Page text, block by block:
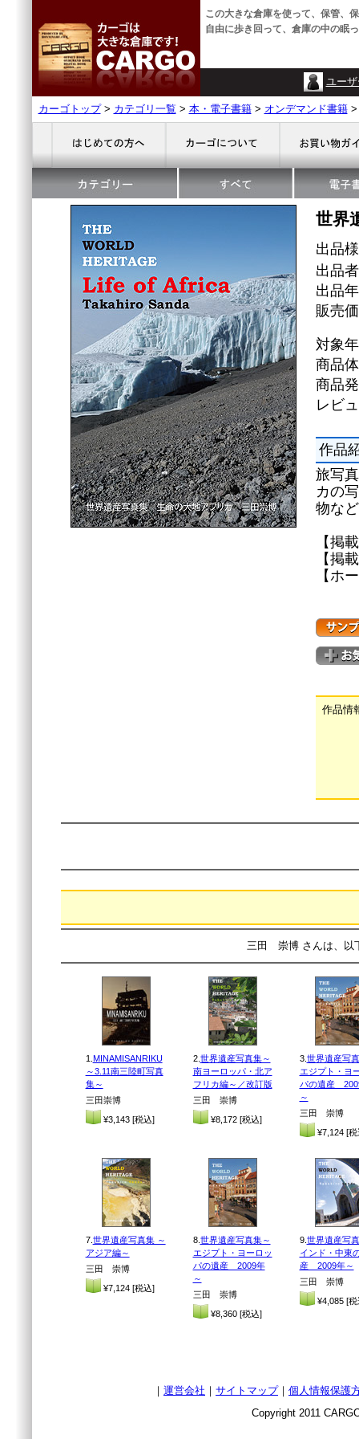
この大きな倉庫を使って、保管、
自由に歩き回って、倉庫の中の眠
ユー
カーゴトップ> カテゴリ一覧 > 本・電子書籍> オンデマンド書籍
世界
出品
出品
出品
販売
対象
商品
商品
レビ
作品
旅写
カの
物な
【掲
【掲
【ホ
作品情
三田 崇博 さんは、以
1. MINAMISANRIKU
～3.11南三陸町写真
集～
三田崇博
¥3,143 [税込]
2. 世界遺産写真集～
南ヨーロッパ・北ア
フリカ編～／改訂版
三田 崇博
¥8,172 [税込]
3. 世界遺産写
エジプト・ヨ
パの遺産
～
三田 崇博
¥7,124 [税
7. 世界遺産写真集 ～
アジア編～
三田 崇博
¥7,124 [税込]
8. 世界遺産写真集～
エジプト・ヨーロッ
パの遺産 2009年
～
三田 崇博
¥8,360 [税込]
9. 世界遺産写
インド・中東
産 2009年～
三田 崇博
¥4,085 [税
｜ 運営会社 ｜ サイトマップ｜ 個人情報保護
Copyright 2011